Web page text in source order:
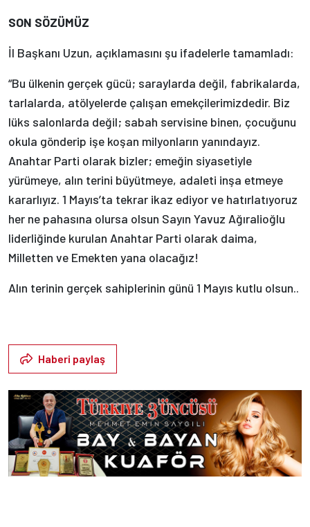
SON SÖZÜMÜZ
İl Başkanı Uzun, açıklamasını şu ifadelerle tamamladı:
“Bu ülkenin gerçek gücü; saraylarda değil, fabrikalarda,
tarlalarda, atölyelerde çalışan emekçilerimizdedir. Biz
lüks salonlarda değil; sabah servisine binen, çocuğunu
okula gönderip işe koşan milyonların yanındayız.
Anahtar Parti olarak bizler; emeğin siyasetiyle
yürümeye, alın terini büyütmeye, adaleti inşa etmeye
kararlıyız. 1 Mayıs’ta tekrar ikaz ediyor ve hatırlatıyoruz
her ne pahasına olursa olsun Sayın Yavuz Ağıralioğlu
liderliğinde kurulan Anahtar Parti olarak daima,
Milletten ve Emekten yana olacağız!
Alın terinin gerçek sahiplerinin günü 1 Mayıs kutlu olsun..
Haberi paylaş